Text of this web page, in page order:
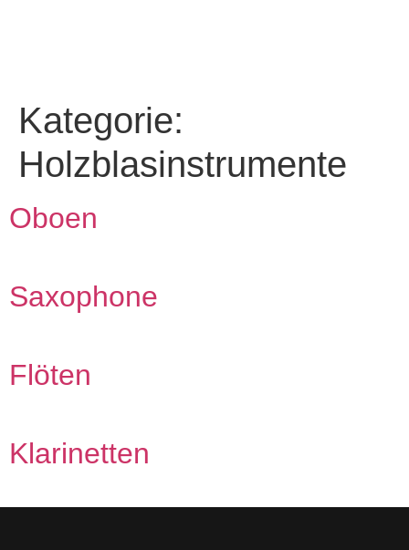
Kategorie:
Holzblasinstrumente
Oboen
Saxophone
Flöten
Klarinetten